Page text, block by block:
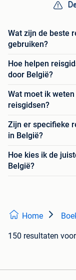
Wat zijn de beste
gebruiken?
Hoe helpen
door België?
Wat moet ik
reisgidsen?
Zijn er specifieke
in België?
Hoe kies ik de
België?
Home
150 resultaten